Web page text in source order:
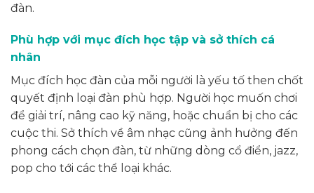
đàn.
Phù hợp với mục đích học tập và sở thích cá
nhân
Mục đích học đàn của mỗi người là yếu tố then chốt
quyết định loại đàn phù hợp. Người học muốn chơi
để giải trí, nâng cao kỹ năng, hoặc chuẩn bị cho các
cuộc thi. Sở thích về âm nhạc cũng ảnh hưởng đến
phong cách chọn đàn, từ những dòng cổ điển, jazz,
pop cho tới các thể loại khác.